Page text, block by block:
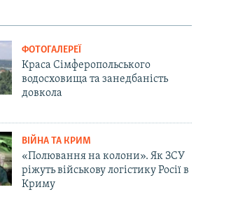
ФОТОГАЛЕРЕЇ
Краса Сімферопольського
водосховища та занедбаність
довкола
ВІЙНА ТА КРИМ
«Полювання на колони». Як ЗСУ
ріжуть військову логістику Росії в
Криму